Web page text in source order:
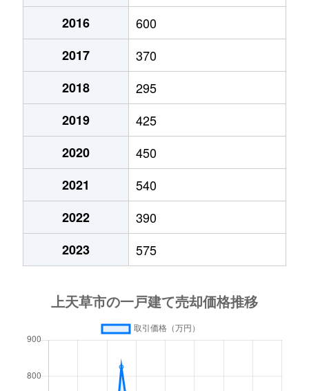
2016
600
2017
370
2018
295
2019
425
2020
450
2021
540
2022
390
2023
575